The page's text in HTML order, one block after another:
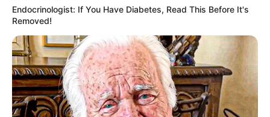
Endocrinologist: If You Have Diabetes, Read This Before It's
Removed!